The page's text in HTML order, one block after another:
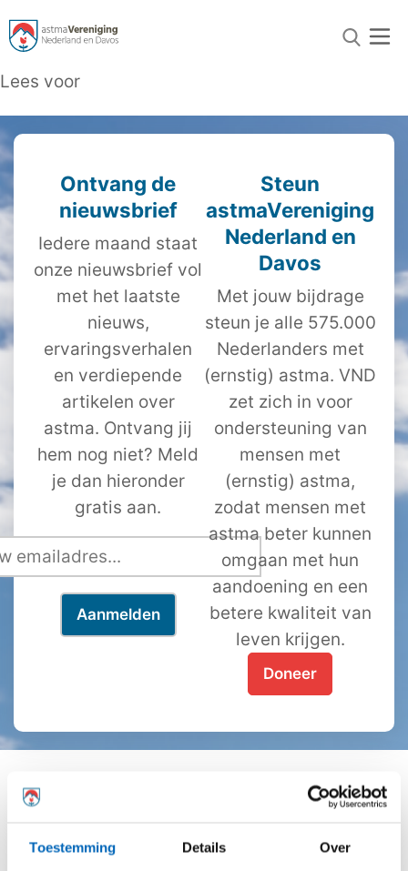
Toestemming Details Over
Lees voor
Ontvang de
nieuwsbrief
Iedere maand staat
onze nieuwsbrief vol
met het laatste
nieuws,
ervaringsverhalen
en verdiepende
artikelen over
astma. Ontvang jij
hem nog niet? Meld
je dan hieronder
gratis aan.
Steun
astmaVereniging
Nederland en
Davos
Met jouw bijdrage
steun je alle 575.000
Nederlanders met
(ernstig) astma. VND
zet zich in voor
ondersteuning van
mensen met
(ernstig) astma,
zodat mensen met
astma beter kunnen
omgaan met hun
aandoening en een
betere kwaliteit van
leven krijgen.
Doneer
Feiten en Cijfers
Ervaringsverhalen